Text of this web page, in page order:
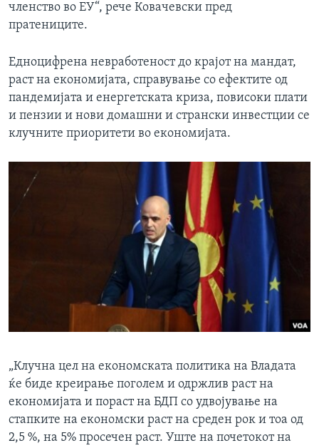
членство во ЕУ“, рече Ковачевски пред
пратениците.
Едноцифрена невработеност до крајот на мандат,
раст на економијата, справување со ефектите од
пандемијата и енергетската криза, повисоки плати
и пензии и нови домашни и странски инвестции се
клучните приоритети во економијата.
„Клучна цел на економската политика на Владата
ќе биде креирање поголем и одржлив раст на
економијата и пораст на БДП со удвојување на
стапките на економски раст на среден рок и тоа од
2,5 %, на 5% просечен раст. Уште на почетокот на